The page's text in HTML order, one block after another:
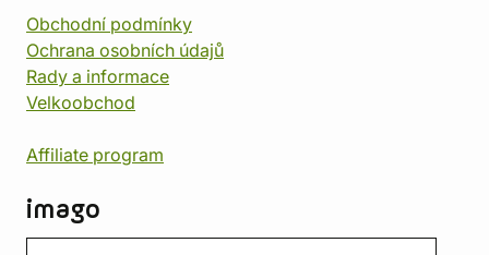
Obchodní podmínky
Ochrana osobních údajů
Rady a informace
Velkoobchod
Affiliate program
imago